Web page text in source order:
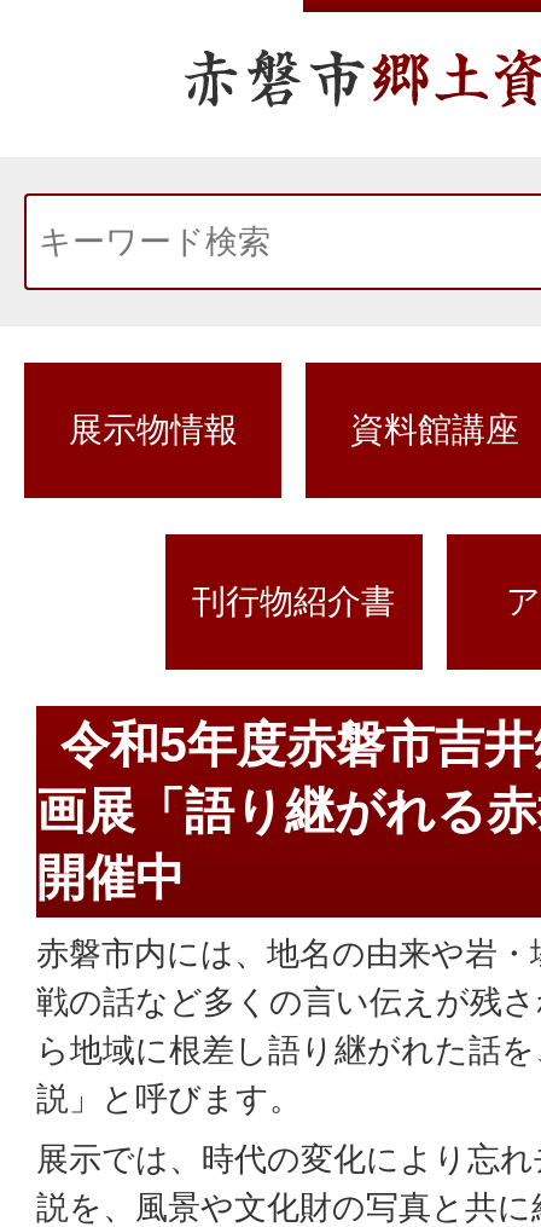
展示物情報 資料館講座
刊行物紹介書
令和5年度赤磐市吉
画展「語り継がれる
開催中
赤磐市内には、地名の由来や岩
戦の話など多くの言い伝えが残
ら地域に根差し語り継がれた話
説」と呼びます。
展示では、時代の変化により忘
説を、風景や文化財の写真と共